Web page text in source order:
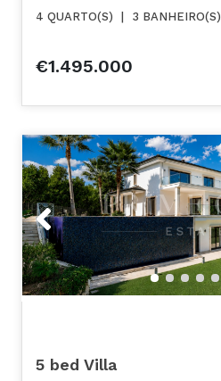
4 QUARTO(S) 3 BANHEIRO(S)
€1.495.000
Previous
5 bed Villa